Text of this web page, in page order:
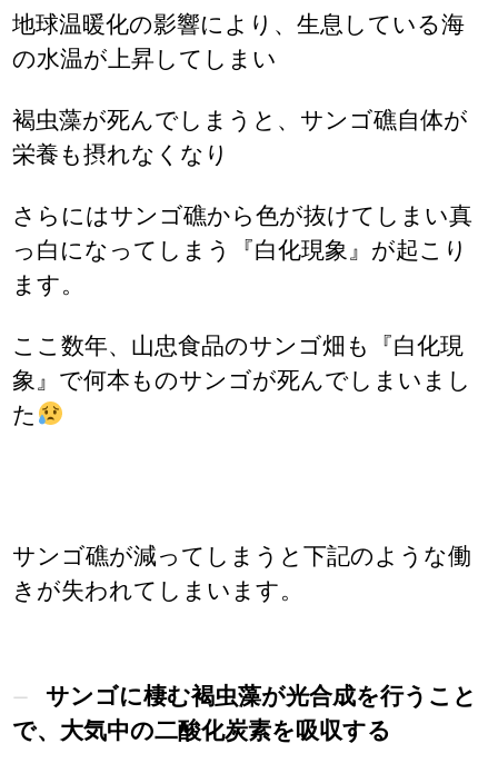
地球温暖化の影響により、生息している海
の水温が上昇してしまい
褐虫藻が死んでしまうと、サンゴ礁自体が
栄養も摂れなくなり
さらにはサンゴ礁から色が抜けてしまい真
っ白になってしまう『白化現象』が起こり
ます。
ここ数年、山忠食品のサンゴ畑も『白化現
象』で何本ものサンゴが死んでしまいまし
た
サンゴ礁が減ってしまうと下記のような働
きが失われてしまいます。
サンゴに棲む褐虫藻が光合成を行うこと
で、大気中の二酸化炭素を吸収する